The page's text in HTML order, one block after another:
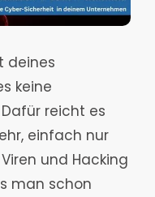
deines
keine
reicht es
einfach nur
und Hacking
man schon